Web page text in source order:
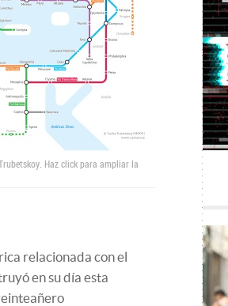
Haz click para ampliar la
relacionada con el
en su día esta